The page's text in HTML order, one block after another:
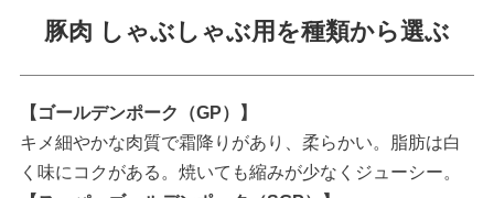
豚肉 しゃぶしゃぶ用を種類から選ぶ
【ゴールデンポーク（GP）】
キメ細やかな肉質で霜降りがあり、柔らかい。脂肪は白
く味にコクがある。焼いても縮みが少なくジューシー。